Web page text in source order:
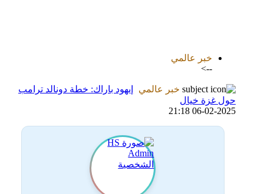
خبر عالمي
-->
خبر عالمي
إيهود باراك: خطة دونالد ترامب
حول غزة خيال
06-02-2025 21:18